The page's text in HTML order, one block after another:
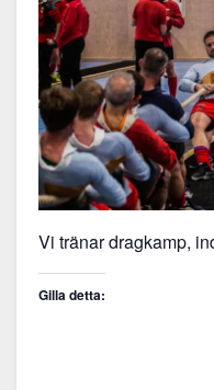
Vi tränar dragkamp,
Gilla detta: